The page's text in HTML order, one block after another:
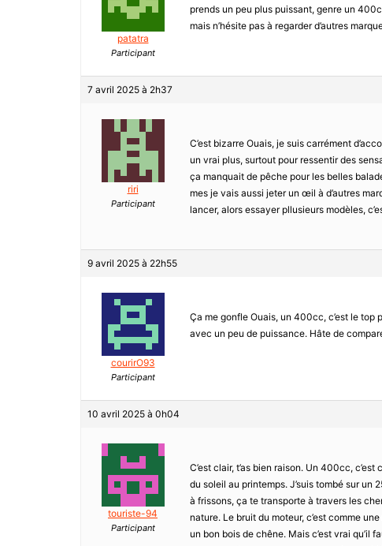
patatra
Participant
prends un peu plus puissant, genre un
mais n’hésite pas à regarder d’autres
7 avril 2025 à 2h37
riri
Participant
C’est bizarre Ouais, je suis carrément
un vrai plus, surtout pour ressentir des
ça manquait de pêche pour les belles
mes je vais aussi jeter un œil à d’autres
lancer, alors essayer pllusieurs modèles,
9 avril 2025 à 22h55
courirO93
Participant
Ça me gonfle Ouais, un 400cc, c’est le top
avec un peu de puissance. Hâte de
10 avril 2025 à 0h04
touriste-94
Participant
C’est clair, t’as bien raison. Un 400cc,
du soleil au printemps. J’suis tombé sur un
à frissons, ça te transporte à travers les
nature. Le bruit du moteur, c’est comme
un bon bois de chêne. Mais c’est vrai qu’il